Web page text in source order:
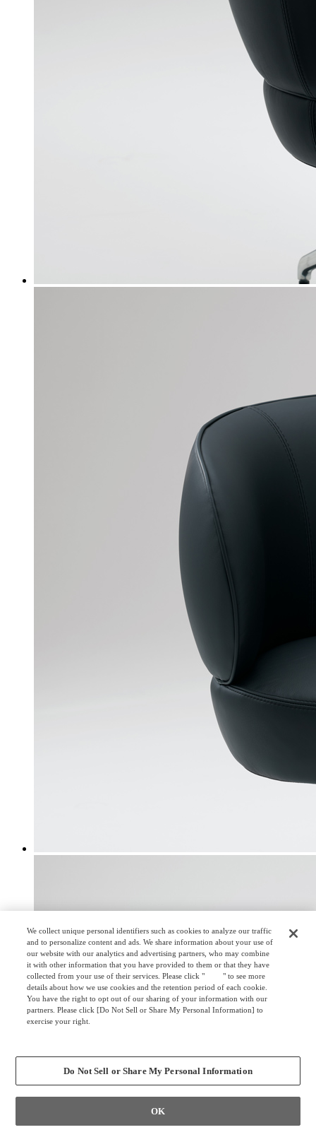
We collect unique personal identifiers such as cookies to analyze our traffic
and to personalize content and ads. We share information about your use of
our website with our analytics and advertising partners, who may combine
it with other information that you have provided to them or that they have
collected from your use of their services. Please click "
here" to see more
details about how we use cookies and the retention period of each cookie.
You have the right to opt out of our sharing of your information with our
partners. Please click [Do Not Sell or Share My Personal Information] to
exercise your right.
Do Not Sell or Share My Personal Information
OK